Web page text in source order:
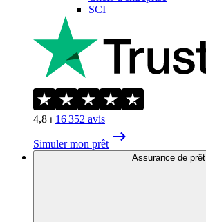
SCI
4,8 ⏐ 16 352 avis
Simuler mon prêt
Assurance de prêt